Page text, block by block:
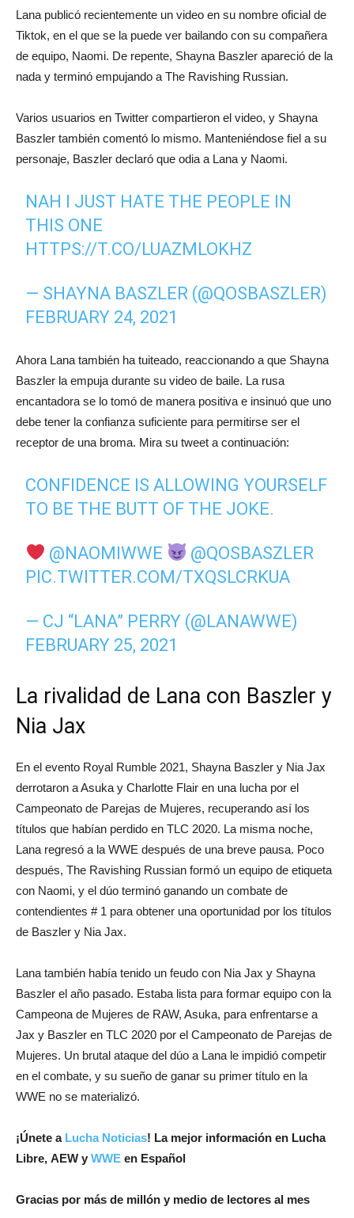
Lana publicó recientemente un video en su nombre oficial de
Tiktok, en el que se la puede ver bailando con su compañera
de equipo, Naomi. De repente, Shayna Baszler apareció de la
nada y terminó empujando a The Ravishing Russian.
Varios usuarios en Twitter compartieron el video, y Shayna
Baszler también comentó lo mismo. Manteniéndose fiel a su
personaje, Baszler declaró que odia a Lana y Naomi.
NAH I JUST HATE THE PEOPLE IN
THIS ONE
HTTPS://T.CO/LUAZMLOKHZ
— SHAYNA BASZLER (@QOSBASZLER)
FEBRUARY 24, 2021
Ahora Lana también ha tuiteado, reaccionando a que Shayna
Baszler la empuja durante su video de baile. La rusa
encantadora se lo tomó de manera positiva e insinuó que uno
debe tener la confianza suficiente para permitirse ser el
receptor de una broma. Mira su tweet a continuación:
CONFIDENCE IS ALLOWING YOURSELF
TO BE THE BUTT OF THE JOKE.
@NAOMIWWE
@QOSBASZLER
PIC.TWITTER.COM/TXQSLCRKUA
— CJ “LANA” PERRY (@LANAWWE)
FEBRUARY 25, 2021
La rivalidad de Lana con Baszler y
Nia Jax
En el evento Royal Rumble 2021, Shayna Baszler y Nia Jax
derrotaron a Asuka y Charlotte Flair en una lucha por el
Campeonato de Parejas de Mujeres, recuperando así los
títulos que habían perdido en TLC 2020. La misma noche,
Lana regresó a la WWE después de una breve pausa. Poco
después, The Ravishing Russian formó un equipo de etiqueta
con Naomi, y el dúo terminó ganando un combate de
contendientes # 1 para obtener una oportunidad por los títulos
de Baszler y Nia Jax.
Lana también había tenido un feudo con Nia Jax y Shayna
Baszler el año pasado. Estaba lista para formar equipo con la
Campeona de Mujeres de RAW, Asuka, para enfrentarse a
Jax y Baszler en TLC 2020 por el Campeonato de Parejas de
Mujeres. Un brutal ataque del dúo a Lana le impidió competir
en el combate, y su sueño de ganar su primer título en la
WWE no se materializó.
¡Únete a Lucha Noticias! La mejor información en Lucha
Libre, AEW y WWE en Español
Gracias por más de millón y medio de lectores al mes